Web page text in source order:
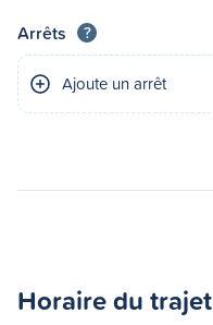
Arrêts ?
Ajoute un arrêt
Horaire du trajet